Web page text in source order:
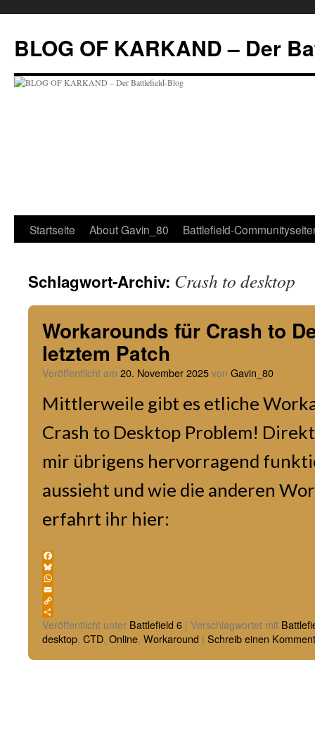
springen
BLOG OF KARKAND – Der
Startseite About Gavin_80 Battlefield-
Schlagwort-Archiv: Crash to desktop
Workarounds für Crash to
letztem Patch
Veröffentlicht am 20. November 2025von Gavin_80
Mittlerweile gibt es etliche
Crash to Desktop Problem!
mir übrigens hervorragend
aussieht und wie die anderen
erfahrt ihr hier:
Facebook
Bluesky
WhatsApp
Email
Copy
Link
Teilen
Veröffentlicht unter Battlefield 6 | Verschlagwortet mit
desktop, CTD, Online, Workaround | Schreib einen